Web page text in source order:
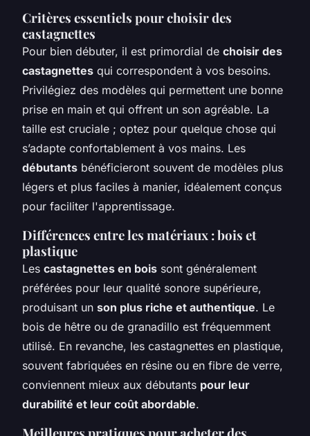
Critères essentiels pour choisir des
castagnettes
Pour bien débuter, il est primordial de choisir des
castagnettes qui correspondent à vos besoins.
Privilégiez des modèles qui permettent une bonne
prise en main et qui offrent un son agréable. La
taille est cruciale ; optez pour quelque chose qui
s’adapte confortablement à vos mains. Les
débutants bénéficieront souvent de modèles plus
légers et plus faciles à manier, idéalement conçus
pour faciliter l'apprentissage.
Différences entre les matériaux : bois et
plastique
Les castagnettes en bois sont généralement
préférées pour leur qualité sonore supérieure,
produisant un son plus riche et authentique. Le
bois de hêtre ou de granadillo est fréquemment
utilisé. En revanche, les castagnettes en plastique,
souvent fabriquées en résine ou en fibre de verre,
conviennent mieux aux débutants pour leur
durabilité et leur coût abordable.